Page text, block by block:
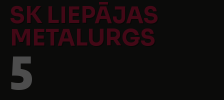
SK LIEPĀJAS
METALURGS
5